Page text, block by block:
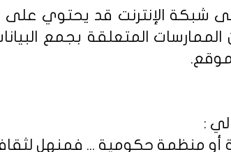
على شبكة الإنترنت قد يحتوي
المتعلقة بجمع
: